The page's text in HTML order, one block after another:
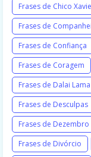
Frases de Chico
Frases de
Frases de Confiança
Frases de Coragem
Frases de Dalai Lama
Frases de Desculpas
Frases de Dezembro
Frases de Divórcio